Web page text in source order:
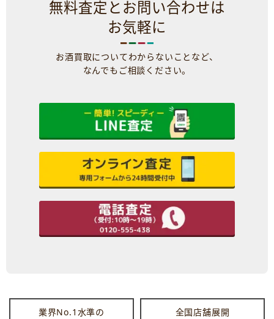
無料査定とお問い合わせは
お気軽に
お酒買取についてわからないことなど、
なんでもご相談ください。
業界No.1水準の
全国店舗展開